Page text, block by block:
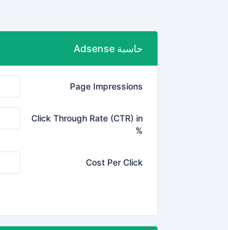
حاسبة Adsense
Page Impressions
Click Through Rate (CTR) in
%
Cost Per Click